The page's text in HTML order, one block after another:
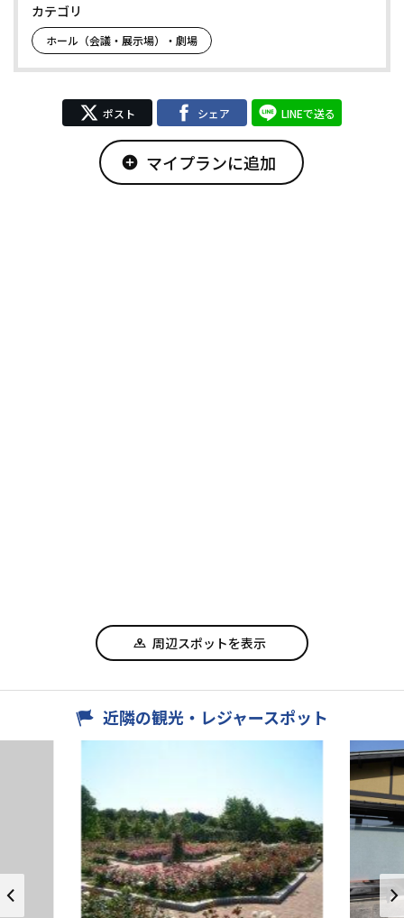
カテゴリ
ホール（会議・展示場）・劇場
ポスト シェア LINEで送る
add_circle マイプランに追加
周辺スポットを表示
近隣の観光・レジャースポット